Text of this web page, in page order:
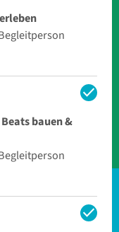
check
bauen &
check